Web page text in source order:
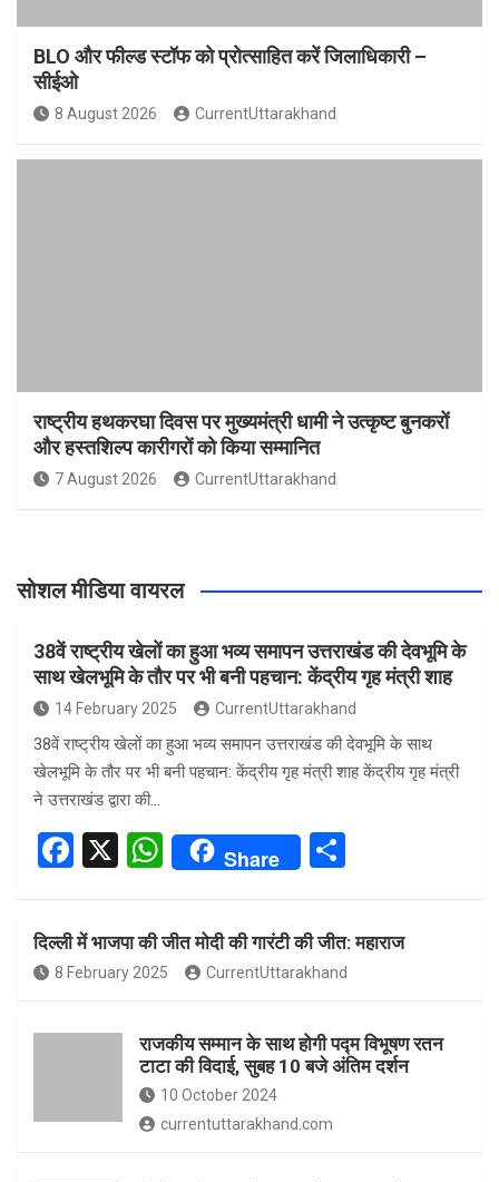
BLO और फील्ड स्टॉफ को प्रोत्साहित करें जिलाधिकारी –
सीईओ
8 August 2026 CurrentUttarakhand
राष्ट्रीय हथकरघा दिवस पर मुख्यमंत्री धामी ने उत्कृष्ट बुनकरों
और हस्तशिल्प कारीगरों को किया सम्मानित
7 August 2026 CurrentUttarakhand
सोशल मीडिया वायरल
38वें राष्ट्रीय खेलों का हुआ भव्य समापन उत्तराखंड की देवभूमि के
साथ खेलभूमि के तौर पर भी बनी पहचान: केंद्रीय गृह मंत्री शाह
14 February 2025 CurrentUttarakhand
38वें राष्ट्रीय खेलों का हुआ भव्य समापन उत्तराखंड की देवभूमि के साथ
खेलभूमि के तौर पर भी बनी पहचान: केंद्रीय गृह मंत्री शाह केंद्रीय गृह मंत्री
ने उत्तराखंड द्वारा की…
F
ce
b
o
o
X
W
at
s
A
p
p
Share
e
दिल्ली में भाजपा की जीत मोदी की गारंटी की जीत: महाराज
8 February 2025 CurrentUttarakhand
राजकीय सम्मान के साथ होगी पद्म विभूषण रतन
टाटा की विदाई, सुबह 10 बजे अंतिम दर्शन
10 October 2024
currentuttarakhand.com